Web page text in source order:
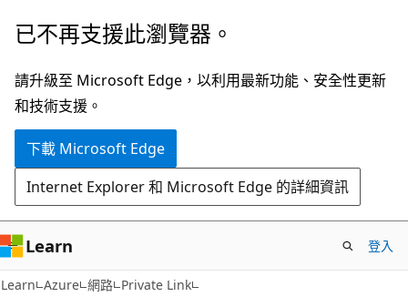
跳
主
要
內
已不再支援此瀏覽器。
請升級至 Microsoft Edge，以利用最新功能、安全性更新
和技術支援。
下載 Microsoft Edge
Internet Explorer 和 Microsoft Edge 的詳細資訊
Learn 登入
Learn Azure 網路 Private Link